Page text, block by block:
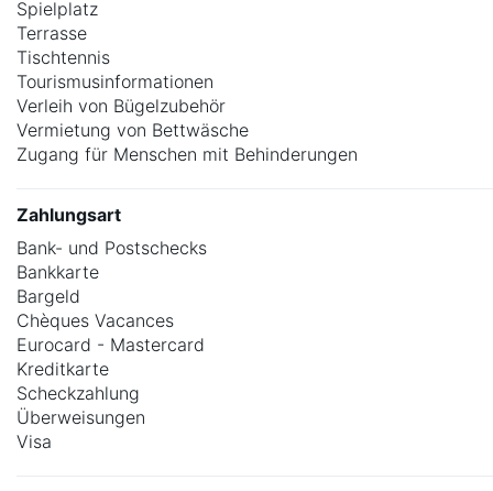
Spielplatz
Terrasse
Tischtennis
Tourismusinformationen
Verleih von Bügelzubehör
Vermietung von Bettwäsche
Zugang für Menschen mit Behinderungen
Zahlungsart
Bank- und Postschecks
Bankkarte
Bargeld
Chèques Vacances
Eurocard - Mastercard
Kreditkarte
Scheckzahlung
Überweisungen
Visa